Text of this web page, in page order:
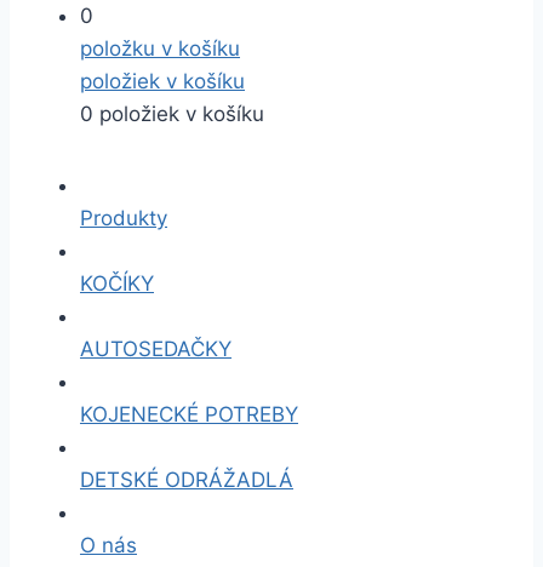
0
položku v košíku
položiek v košíku
0 položiek v košíku
Produkty
KOČÍKY
AUTOSEDAČKY
KOJENECKÉ POTREBY
DETSKÉ ODRÁŽADLÁ
O nás